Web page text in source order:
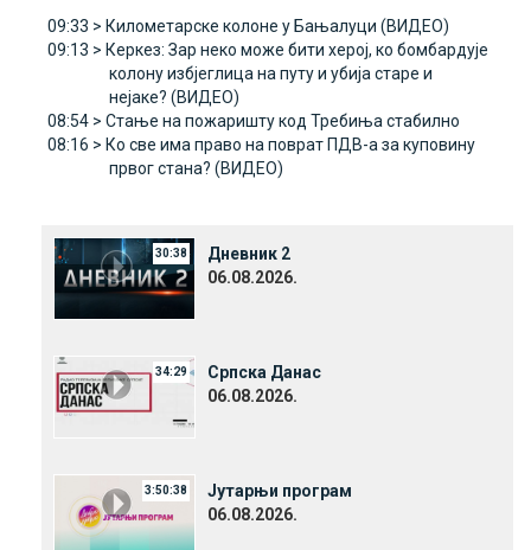
09:33 > Километарске колоне у Бањалуци (ВИДЕО)
09:13 > Керкез: Зар неко може бити херој, ко бомбардује
колону избјеглица на путу и убија старе и
нејаке? (ВИДЕО)
08:54 > Стање на пожаришту код Требиња стабилно
08:16 > Ко све има право на поврат ПДВ-а за куповину
првог стана? (ВИДЕО)
30:38
Дневник 2
06.08.2026.
34:29
Српска Данас
06.08.2026.
3:50:38
Јутарњи програм
06.08.2026.